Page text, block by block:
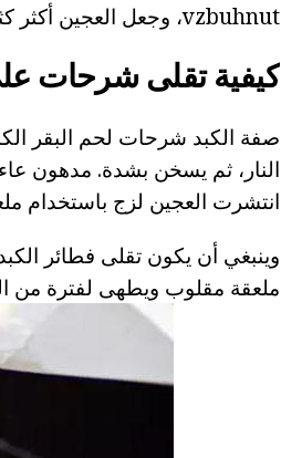
vzbuhnut، وجعل العجين أكثر كثافة ولزج.
كيفية تقلى شرحات
صفة الكبد شرحات لحم البقر
النار، ثم يسخن بشدة. مدهون
انتشرت العجين لزج باستخدام
وينبغي أن يكون تقلى فطائر
ملعقة مقلوب ويطهى لفترة من